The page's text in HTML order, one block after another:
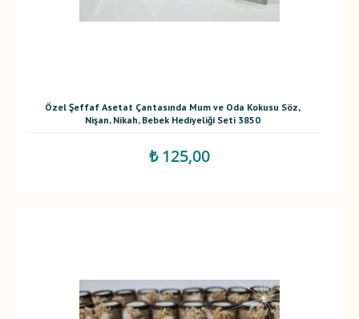
Özel Şeffaf Asetat Çantasında Mum ve Oda Kokusu Söz,
Nişan, Nikah, Bebek Hediyeliği Seti 3850
₺ 125,00